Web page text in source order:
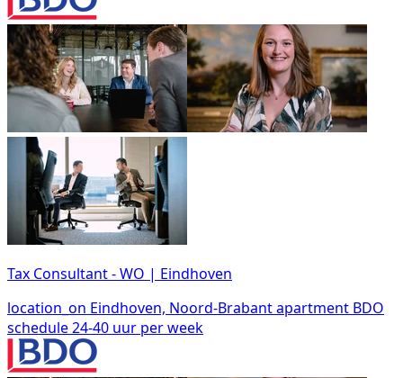
Tax Consultant - WO | Eindhoven
location_on Eindhoven, Noord-Brabantapartment BDO
schedule24-40 uur per week